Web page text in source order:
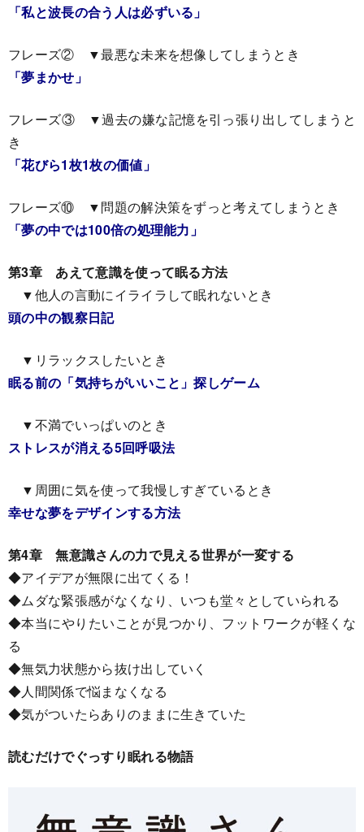
「私と波長の合う人は必ずいる」
フレーズ② ▼最悪な未来を想像してしまうとき
「夢まかせ」
フレーズ③ ▼過去の嫌な記憶を引っ張り出してしまうと
き
「花びら1枚1枚の価値」
フレーズ⑩ ▼問題の解決策をずっと考えてしまうとき
「夢の中では100倍の処理能力」
第3章 あえて意識を使って眠る方法
▼他人の言動にイライラして眠れないとき
頭の中の観察日記
▼リラックスしたいとき
眠る前の「気持ちがいいこと」探しゲーム
▼不満でいっぱいのとき
ストレスが消える5回呼吸法
▼周囲に気を使って我慢しすぎているとき
幸せな夢をデザインする方法
第4章 無意識さんの力で見える世界が一変する
◆アイデアが無限に出てくる！
◆ムダな緊張感がなくなり、いつも堂々としていられる
◆本当にやりたいことが見つかり、フットワークが軽くな
る
◆無気力状態から抜け出していく
◆人間関係で悩まなくなる
◆気がついたらありのままに生きていた
読むだけでぐっすり眠れる物語